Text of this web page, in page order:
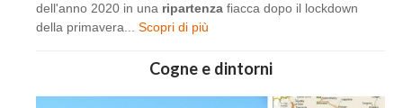
dell'anno 2020 in una ripartenza fiacca dopo il lockdown
della primavera... Scopri di più
Cogne e dintorni